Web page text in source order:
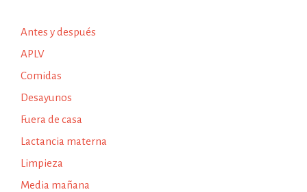
Antes y después
APLV
Comidas
Desayunos
Fuera de casa
Lactancia materna
Limpieza
Media mañana